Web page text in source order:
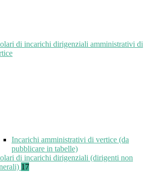
di incarichi dirigenziali amministrativi di
Incarichi amministrativi di vertice (da
pubblicare in tabelle)
di incarichi dirigenziali (dirigenti non
17